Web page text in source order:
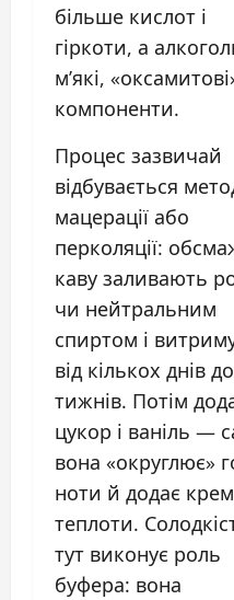
більше кислот і
гіркоти, а
м’які,
компоненти.
Процес зазвичай
відбувається
мацерації або
перколяції:
каву заливають
чи нейтральним
спиртом і
від кількох днів до
тижнів. Потім
цукор і ваніль —
вона «округлює»
ноти й додає
теплоти.
тут виконує роль
буфера: вона